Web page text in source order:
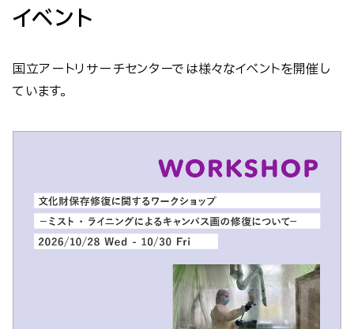
イベント
国立アートリサーチセンターでは様々なイベントを開催し
ています。